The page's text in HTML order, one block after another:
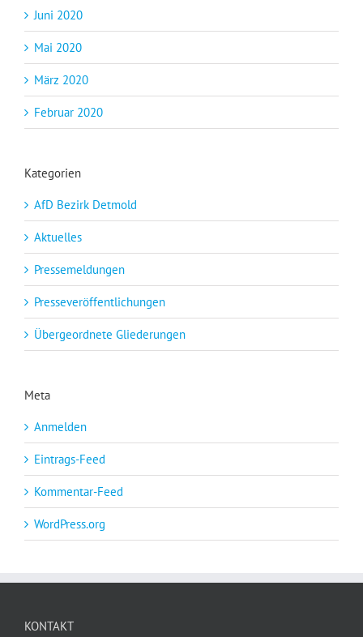
Juni 2020
Mai 2020
März 2020
Februar 2020
Kategorien
AfD Bezirk Detmold
Aktuelles
Pressemeldungen
Presseveröffentlichungen
Übergeordnete Gliederungen
Meta
Anmelden
Eintrags-Feed
Kommentar-Feed
WordPress.org
KONTAKT